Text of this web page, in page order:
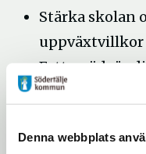
Denna webbplats
Stärka skolan
uppväxtvillkor
Fatta
bekämpa grov
Utveckla